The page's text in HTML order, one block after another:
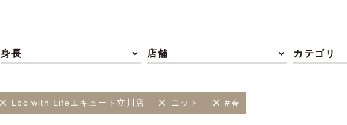
身長 店舗 カテゴリ
Lbc with Lifeエキュート立川店 ニット #春